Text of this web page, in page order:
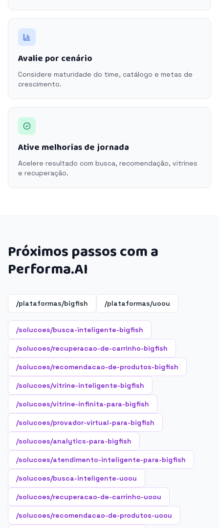
Avalie por cenário
Considere maturidade do time, catálogo e metas de
crescimento.
Ative melhorias de jornada
Acelere resultado com busca, recomendação, vitrines
e recuperação.
Próximos passos com a
Performa.AI
/plataformas/bigfish /plataformas/uoou
/solucoes/busca-inteligente-bigfish
/solucoes/recuperacao-de-carrinho-bigfish
/solucoes/recomendacao-de-produtos-bigfish
/solucoes/vitrine-inteligente-bigfish
/solucoes/vitrine-infinita-para-bigfish
/solucoes/provador-virtual-para-bigfish
/solucoes/analytics-para-bigfish
/solucoes/atendimento-inteligente-para-bigfish
/solucoes/busca-inteligente-uoou
/solucoes/recuperacao-de-carrinho-uoou
/solucoes/recomendacao-de-produtos-uoou